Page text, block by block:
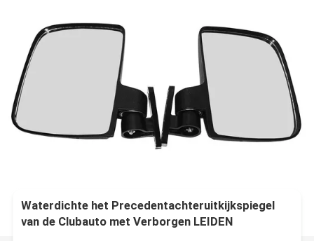
Waterdichte het Precedentachteruitkijkspiegel
van de Clubauto met Verborgen LEIDEN